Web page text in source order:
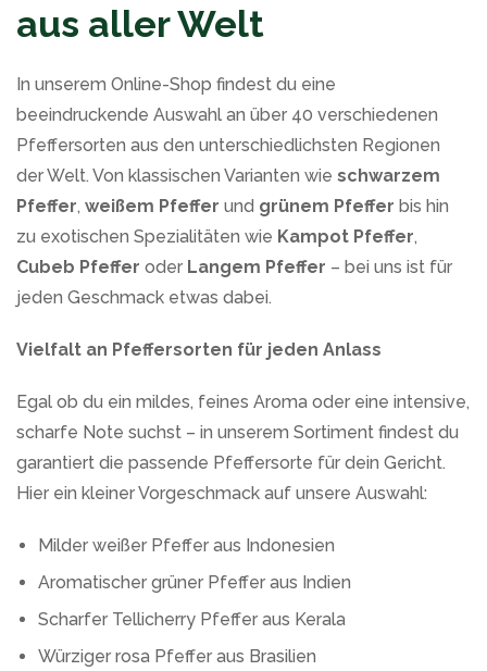
aus aller Welt
In unserem Online-Shop findest du eine
beeindruckende Auswahl an über 40 verschiedenen
Pfeffersorten aus den unterschiedlichsten Regionen
der Welt. Von klassischen Varianten wie schwarzem
Pfeffer, weißem Pfeffer und grünem Pfeffer bis hin
zu exotischen Spezialitäten wie Kampot Pfeffer,
Cubeb Pfeffer oder Langem Pfeffer – bei uns ist für
jeden Geschmack etwas dabei.
Vielfalt an Pfeffersorten für jeden Anlass
Egal ob du ein mildes, feines Aroma oder eine intensive,
scharfe Note suchst – in unserem Sortiment findest du
garantiert die passende Pfeffersorte für dein Gericht.
Hier ein kleiner Vorgeschmack auf unsere Auswahl:
Milder weißer Pfeffer aus Indonesien
Aromatischer grüner Pfeffer aus Indien
Scharfer Tellicherry Pfeffer aus Kerala
Würziger rosa Pfeffer aus Brasilien